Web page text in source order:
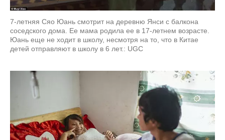
7-летняя Сяо Юань смотрит на деревню Янси с балкона
соседского дома. Ее мама родила ее в 17-летнем возрасте.
Юань еще не ходит в школу, несмотря на то, что в Китае
детей отправляют в школу в 6 лет.: UGC